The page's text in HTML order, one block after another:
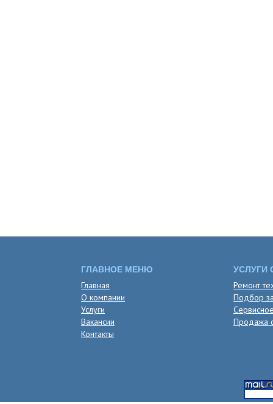
ГЛАВНОЕ МЕНЮ
Главная
О компании
Услуги
Вакансии
Контакты
УСЛУГИ
Ремонт
Подбор
Продажа